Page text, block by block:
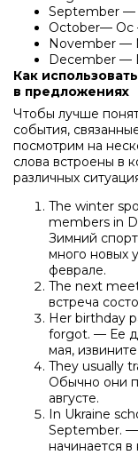
September —
October— Oc
November —
December —
Как
в предложениях
Чтобы лучше
события,
посмотрим на
слова встроены в
различных
The winter
members in
Зимний
много новых
феврале.
The next
встреча
Her birthday
forgot. — Ее
мая,
They usually
Обычно они
августе.
In Ukraine
September.
начинается в